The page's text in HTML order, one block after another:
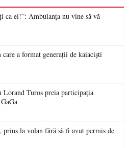
nu vine să vă
format generații de kaiaciști
Lorand Turos preia participația
prins la volan fără să fi avut permis de